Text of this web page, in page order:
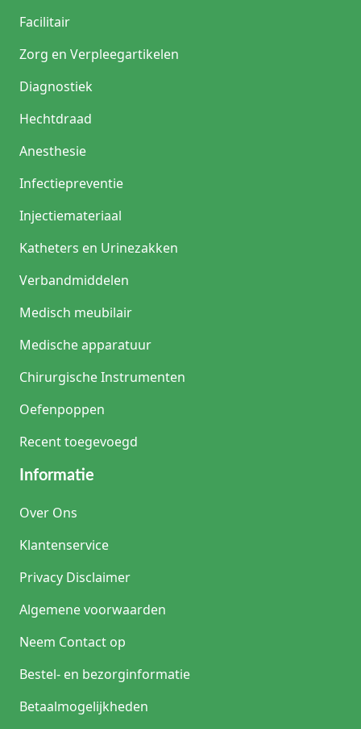
Facilitair
Zorg en Verpleegartikelen
Diagnostiek
Hechtdraad
Anesthesie
Infectiepreventie
Injectiemateriaal
Katheters en Urinezakken
Verbandmiddelen
Medisch meubilair
Medische apparatuur
Chirurgische Instrumenten
Oefenpoppen
Recent toegevoegd
Informatie
Over Ons
Klantenservice
Privacy Disclaimer
Algemene voorwaarden
Neem Contact op
Bestel- en bezorginformatie
Betaalmogelijkheden